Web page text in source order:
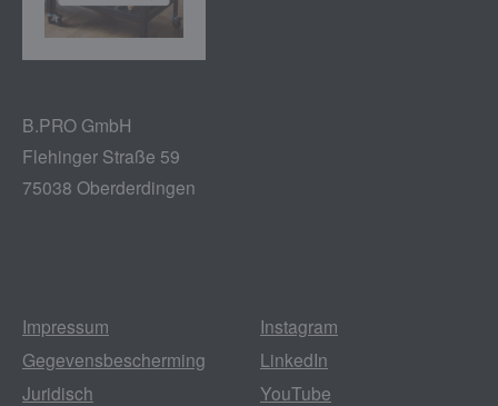
B.PRO GmbH
Flehinger Straße 59
75038 Oberderdingen
Impressum
Gegevensbescherming
Juridisch
Instagram
LinkedIn
YouTube